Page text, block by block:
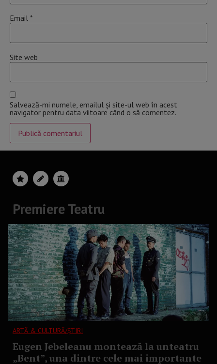
Email *
Site web
Salvează-mi numele, emailul și site-ul web în acest
navigator pentru data viitoare când o să comentez.
Premiere Teatru
ARTĂ & CULTURĂ/ȘTIRI
Eugen Jebeleanu montează la unteatru
„Bent”, una dintre cele mai importante